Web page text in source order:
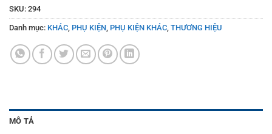
SKU: 294
Danh mục: KHÁC PHỤ KIỆN PHỤ KIỆN KHÁC THƯƠNG HIỆU
MÔ TẢ